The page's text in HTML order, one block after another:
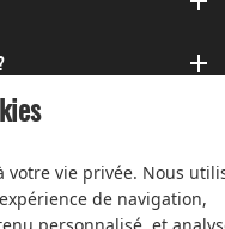
la nuit ?
votre vie privée. Nous
de navigation,